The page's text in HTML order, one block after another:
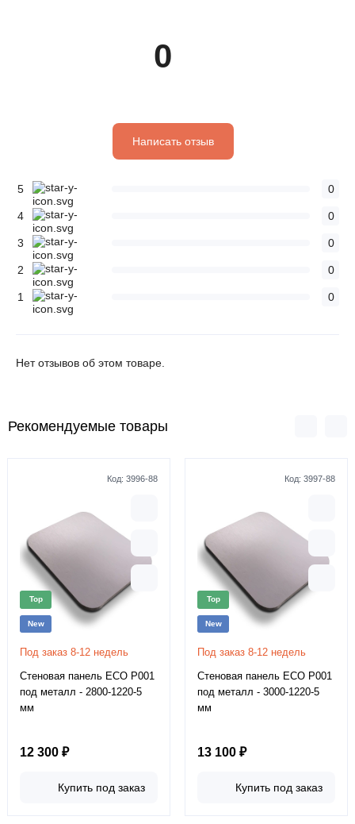
0
Написать отзыв
5 0
4 0
3 0
2 0
1 0
Нет отзывов об этом товаре.
Рекомендуемые товары
Код: 3996-88
Top
New
Под заказ 8-12 недель
Стеновая панель ECO P001
под металл - 2800-1220-5
мм
12 300 ₽
Купить под заказ
Код: 3997-88
Top
New
Под заказ 8-12 недель
Стеновая панель ECO P001
под металл - 3000-1220-5
мм
13 100 ₽
Купить под заказ